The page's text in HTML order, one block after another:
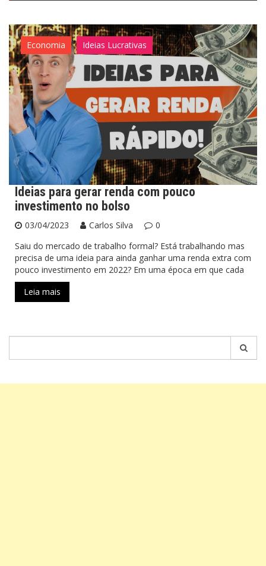
Economia Ideias Lucrativas
Ideias para gerar renda com pouco
investimento no bolso
03/04/2023 Carlos Silva
0
Saiu do mercado de trabalho formal? Está trabalhando mas
precisa de uma ideia para ainda ganhar uma renda extra com
pouco investimento em 2022? Em uma época em que cada
Leia mais